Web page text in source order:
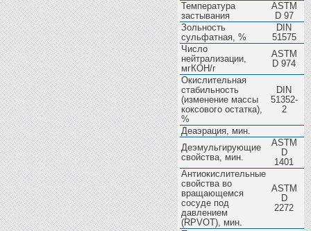
Температура
застывания
ASTM
D 97
Зольность
сульфатная, %
DIN
51575
Число
нейтрализации,
мгКОН/г
ASTM
D 974
Окислительная
стабильность
(изменение массы
коксового остатка),
%
DIN
51352-
2
Деаэрация, мин.
Деэмульгирующие
свойства, мин.
ASTM
D
1401
Антиокислительные
свойства во
вращающемся
сосуде под
давлением
(RPVOT), мин.
ASTM
D
2272